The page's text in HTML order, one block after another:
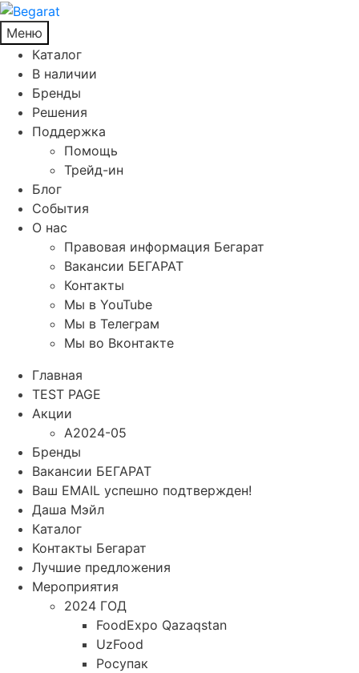
Меню
Каталог
В наличии
Бренды
Решения
Поддержка
Помощь
Трейд-ин
Блог
События
О нас
Правовая информация Бегарат
Вакансии БЕГАРАТ
Контакты
Мы в YouTube
Мы в Телеграм
Мы во Вконтакте
Главная
TEST PAGE
Акции
A2024-05
Бренды
Вакансии БЕГАРАТ
Ваш EMAIL успешно подтвержден!
Даша Мэйл
Каталог
Контакты Бегарат
Лучшие предложения
Мероприятия
2024 ГОД
FoodExpo Qazaqstan
UzFood
Росупак